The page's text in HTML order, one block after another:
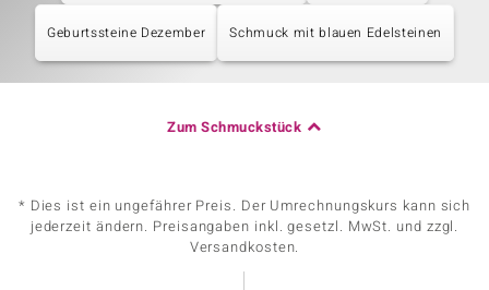
Geburtssteine Dezember Schmuck mit blauen Edelsteinen
Zum Schmuckstück
* Dies ist ein ungefährer Preis. Der Umrechnungskurs kann sich
jederzeit ändern. Preisangaben inkl. gesetzl. MwSt. und zzgl.
Versandkosten.